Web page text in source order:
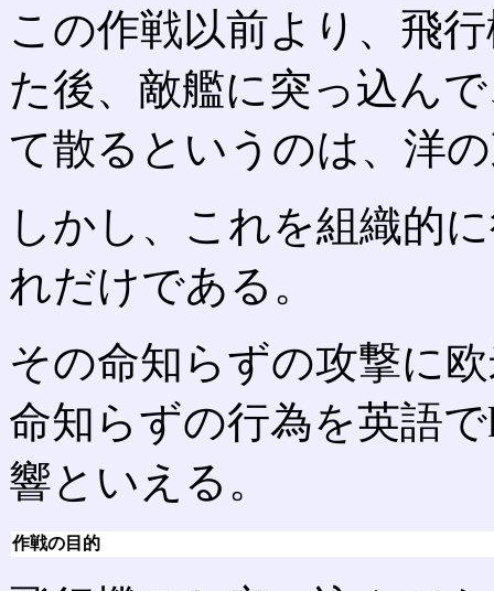
この作戦以前より、飛
た後、敵艦に突っ込ん
て散るというのは、洋
しかし、これを組織的
れだけである。
その命知らずの攻撃に
命知らずの行為を英語
響といえる。
作戦の目的